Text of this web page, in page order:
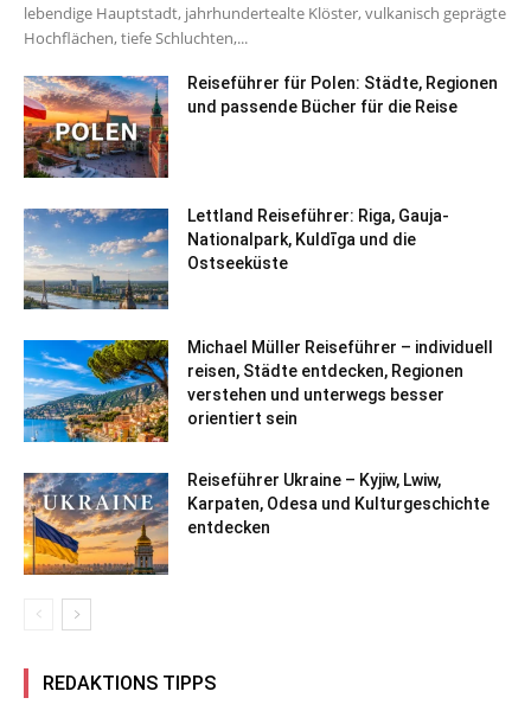
lebendige Hauptstadt, jahrhundertealte Klöster, vulkanisch geprägte
Hochflächen, tiefe Schluchten,...
Reiseführer für Polen: Städte, Regionen
und passende Bücher für die Reise
Lettland Reiseführer: Riga, Gauja-
Nationalpark, Kuldīga und die
Ostseeküste
Michael Müller Reiseführer – individuell
reisen, Städte entdecken, Regionen
verstehen und unterwegs besser
orientiert sein
Reiseführer Ukraine – Kyjiw, Lwiw,
Karpaten, Odesa und Kulturgeschichte
entdecken
REDAKTIONS TIPPS